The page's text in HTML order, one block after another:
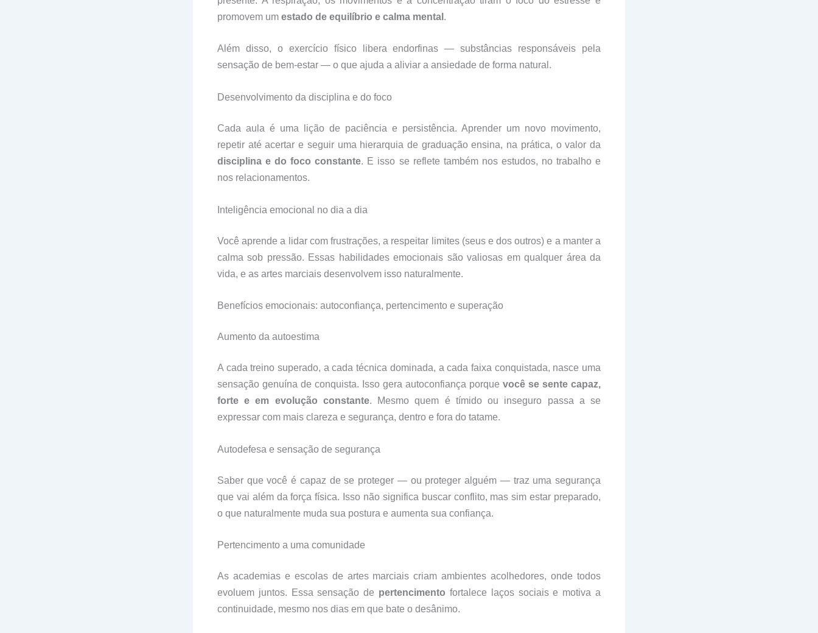
promovem um estado de equilíbrio e calma mental .
Além disso, o exercício físico libera endorfinas — substâncias responsáveis pela
sensação de bem-estar — o que ajuda a aliviar a ansiedade de forma natural.
Desenvolvimento da disciplina e do foco
Cada aula é uma lição de paciência e persistência. Aprender um novo movimento,
repetir até acertar e seguir uma hierarquia de graduação ensina, na prática, o valor da
disciplina e do foco constante. E isso se reflete também nos estudos, no trabalho e
nos relacionamentos.
Inteligência emocional no dia a dia
Você aprende a lidar com frustrações, a respeitar limites (seus e dos outros) e a manter a
calma sob pressão. Essas habilidades emocionais são valiosas em qualquer área da
vida, e as artes marciais desenvolvem isso naturalmente.
Benefícios emocionais: autoconfiança, pertencimento e superação
Aumento da autoestima
A cada treino superado, a cada técnica dominada, a cada faixa conquistada, nasce uma
sensação genuína de conquista. Isso gera autoconfiança porque você se sente capaz,
forte e em evolução constante. Mesmo quem é tímido ou inseguro passa a se
expressar com mais clareza e segurança, dentro e fora do tatame.
Autodefesa e sensação de segurança
Saber que você é capaz de se proteger — ou proteger alguém — traz uma segurança
que vai além da força física. Isso não significa buscar conflito, mas sim estar preparado,
o que naturalmente muda sua postura e aumenta sua confiança.
Pertencimento a uma comunidade
As academias e escolas de artes marciais criam ambientes acolhedores, onde todos
evoluem juntos. Essa sensação de pertencimento fortalece laços sociais e motiva a
continuidade, mesmo nos dias em que bate o desânimo.